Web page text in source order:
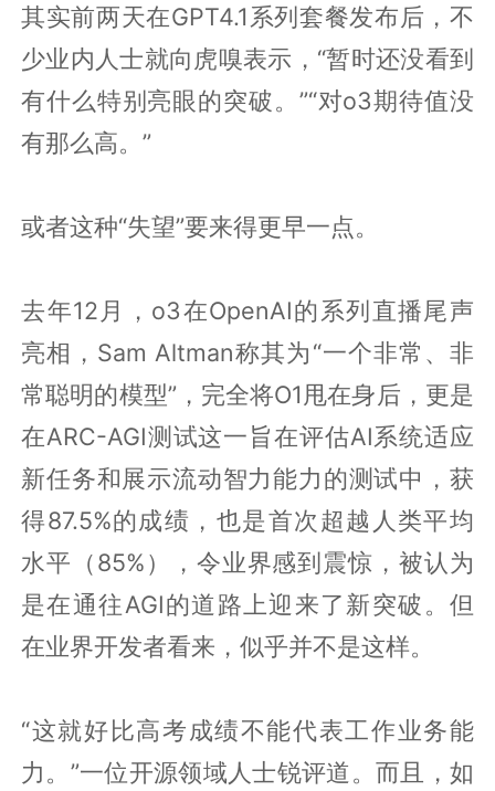
其实前两天在GPT4.1系列套餐发布后，不
少业内人士就向虎嗅表示，“暂时还没看到
有什么特别亮眼的突破。”“对o3期待值没
有那么高。”
或者这种“失望”要来得更早一点。
去年12月，o3在OpenAI的系列直播尾声
亮相，Sam Altman称其为“一个非常、非
常聪明的模型”，完全将O1甩在身后，更是
在ARC-AGI测试这一旨在评估AI系统适应
新任务和展示流动智力能力的测试中，获
得87.5%的成绩，也是首次超越人类平均
水平（85%），令业界感到震惊，被认为
是在通往AGI的道路上迎来了新突破。但
在业界开发者看来，似乎并不是这样。
“这就好比高考成绩不能代表工作业务能
力。”一位开源领域人士锐评道。而且，如